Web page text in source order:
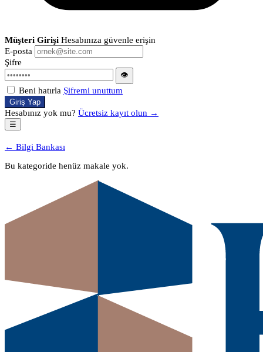
Müşteri Girişi Hesabınıza güvenle erişin
E-posta
Şifre
👁
Beni hatırla Şifremi unuttum
Giriş Yap
Hesabınız yok mu? Ücretsiz kayıt olun →
☰
← Bilgi Bankası
Bu kategoride henüz makale yok.